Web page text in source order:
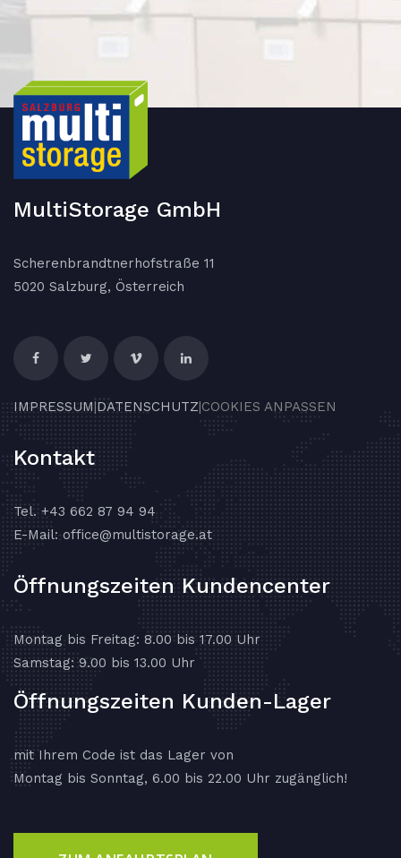
MultiStorage GmbH
Scherenbrandtnerhofstraße 11
5020 Salzburg, Österreich
IMPRESSUM|DATENSCHUTZ|COOKIES ANPASSEN
Kontakt
Tel.+43 662 87 94 94
E-Mail:office@multistorage.at
Öffnungszeiten Kundencenter
Montag bis Freitag: 8.00 bis 17.00 Uhr
Samstag: 9.00 bis 13.00 Uhr
Öffnungszeiten Kunden-Lager
mit Ihrem Code ist das Lager von
Montag bis Sonntag, 6.00 bis 22.00 Uhr zugänglich!